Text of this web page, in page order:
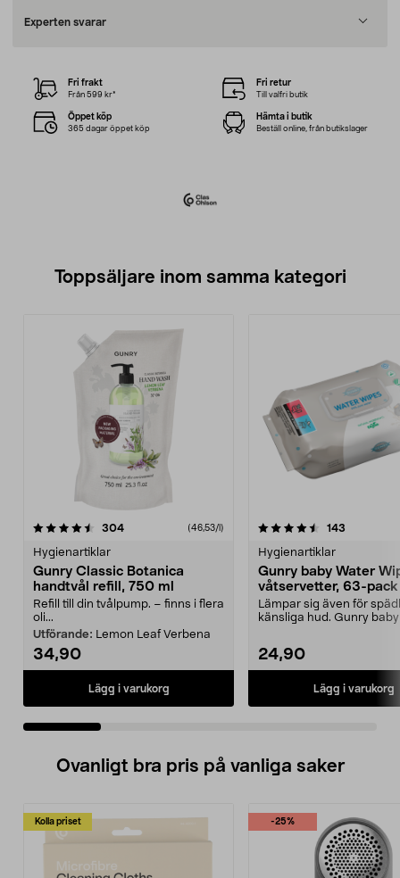
Experten svarar
Fri frakt
Från 599 kr*
Fri retur
Till valfri butik
Öppet köp
365 dagar öppet köp
Hämta i butik
Beställ online, från butikslager
Toppsäljare inom samma kategori
304recensioner (46,53/l)
Hygienartiklar
Gunry Classic Botanica
handtvål refill, 750 ml
Refill till din tvålpump. – finns i flera
oli...
Utförande: Lemon Leaf Verbena
34,90
Lägg i varukorg
4.5 av 5 stjärnor 143
Hygienartiklar
Gunry baby Water
våtservetter, 63-pack
Lämpar sig även för
känsliga hud. Gunry
24,90
Lägg i varukorg
4.5 av 5 stjärnor
Ovanligt bra pris på vanliga saker
Kolla priset -25%